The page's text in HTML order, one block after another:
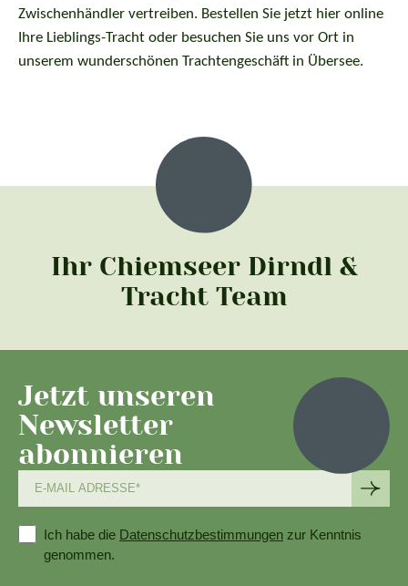
Zwischenhändler vertreiben. Bestellen Sie jetzt hier online
Ihre Lieblings-Tracht oder besuchen Sie uns vor Ort in
unserem wunderschönen Trachtengeschäft in Übersee.
Ihr Chiemseer Dirndl &
Tracht Team
Jetzt unseren
Newsletter
abonnieren
Ich habe die Datenschutzbestimmungen zur Kenntnis
genommen.